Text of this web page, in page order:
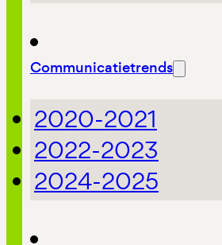
Communicatietrends
2020-2021
2022-2023
2024-2025